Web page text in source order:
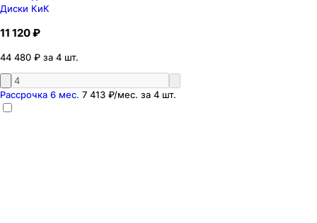
Диски КиК
11 120 ₽
44 480 ₽ за 4 шт.
Рассрочка 6 мес. 7 413 ₽/мес. за 4 шт.